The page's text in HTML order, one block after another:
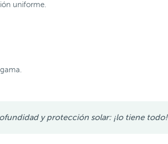
uniforme.
y protección solar: ¡lo tiene todo!